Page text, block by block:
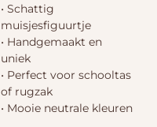
• Schattig
muisjesfiguurtje
• Handgemaakt en
uniek
• Perfect voor schooltas
of rugzak
• Mooie neutrale kleuren